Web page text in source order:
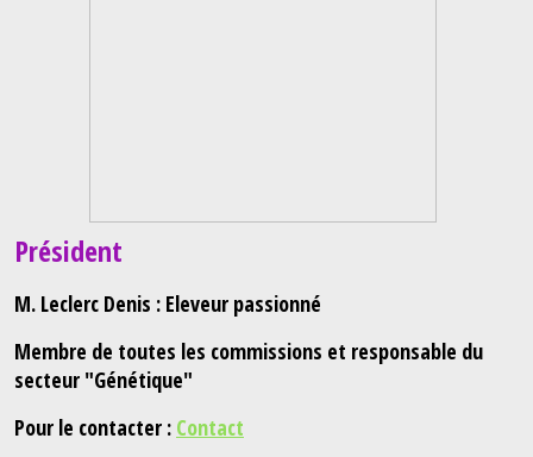
Président
M. Leclerc Denis : Eleveur passionné
Membre de toutes les commissions et responsable du
secteur "Génétique"
Pour le contacter : Contact